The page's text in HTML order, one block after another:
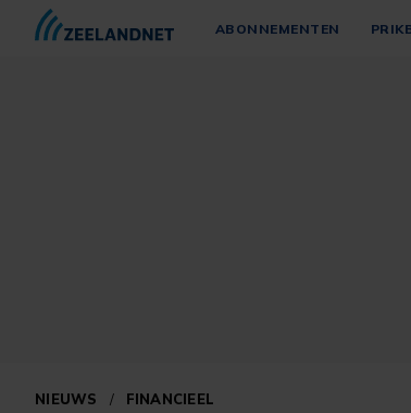
ABONNEMENTEN
NIEUWS / FINANCIEEL